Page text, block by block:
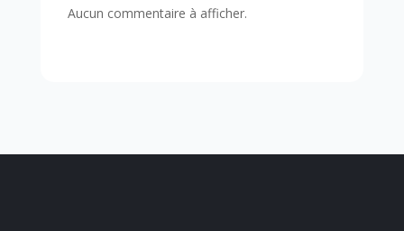
Aucun commentaire à afficher.